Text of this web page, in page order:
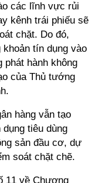
các lĩnh vực rủi
kênh trái phiếu sẽ
chặt. Do đó,
khoản tín dụng vào
phát hành không
của Thủ tướng
hàng vẫn tạo
tiêu dùng
sản đầu cơ, dự
soát chặt chẽ.
11 về Chương